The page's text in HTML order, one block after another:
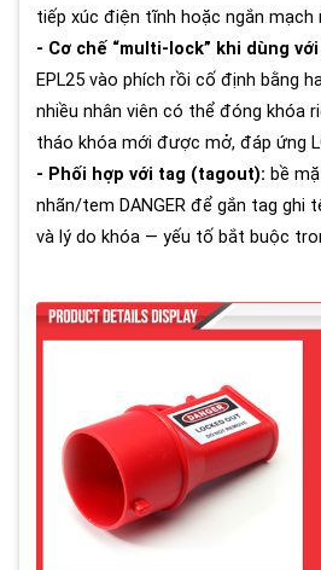
tiếp xúc điện tĩnh hoặc ngắn mạch
- Cơ chế “multi-lock” khi dùng
EPL25 vào phích rồi cố định bằng
nhiều nhân viên có thể đóng khóa
tháo khóa mới được mở, đáp ứng
- Phối hợp với tag (tagout): bề
nhãn/tem DANGER để gắn tag ghi
và lý do khóa — yếu tố bắt buộc